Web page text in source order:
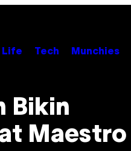
Life Tech Munchies
Bikin
Maestro